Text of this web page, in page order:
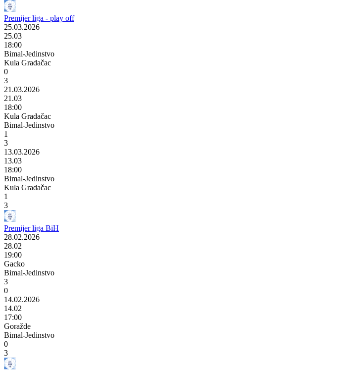
Premijer liga - play off
25.03.2026
25.03
18:00
Bimal-Jedinstvo
Kula Gradačac
0
3
21.03.2026
21.03
18:00
Kula Gradačac
Bimal-Jedinstvo
1
3
13.03.2026
13.03
18:00
Bimal-Jedinstvo
Kula Gradačac
1
3
Premijer liga BiH
28.02.2026
28.02
19:00
Gacko
Bimal-Jedinstvo
3
0
14.02.2026
14.02
17:00
Goražde
Bimal-Jedinstvo
0
3